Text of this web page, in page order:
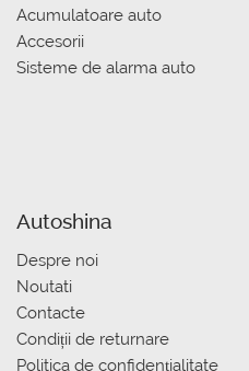
Acumulatoare auto
Accesorii
Sisteme de alarma auto
Autoshina
Despre noi
Noutati
Contacte
Condiții de returnare
Politica de confidențialitate